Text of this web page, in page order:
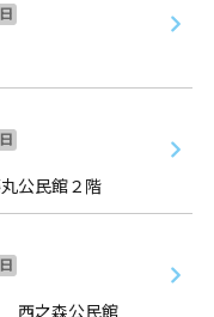
日
日
公民館２階
日
西之森公民館